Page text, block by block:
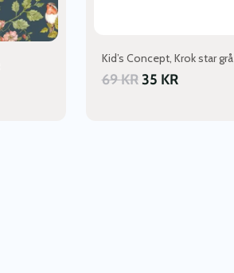
Kid’s Concept, Krok star grå
69KR 35 KR